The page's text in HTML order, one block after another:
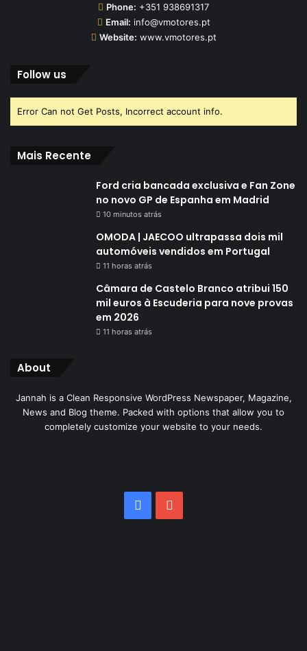
Phone: +351 938691317
Email: info@vmotores.pt
Website: www.vmotores.pt
Follow us
Error Can not Get Posts, Incorrect account info.
Mais Recente
Ford cria bancada exclusiva e Fan Zone
no novo GP de Espanha em Madrid
10 minutos atrás
OMODA | JAECOO ultrapassa dois mil
automóveis vendidos em Portugal
11 horas atrás
Câmara de Castelo Branco atribui 150
mil euros à Escuderia para nove provas
em 2026
11 horas atrás
About
Jannah is a Clean Responsive WordPress Newspaper, Magazine,
News and Blog theme. Packed with options that allow you to
completely customize your website to your needs.
Facebook